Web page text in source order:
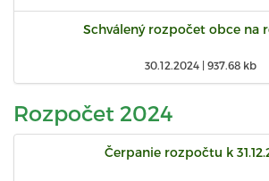
Schválený rozpočet obce na
30.12.2024 | 937.68 kb
Rozpočet 2024
Čerpanie rozpočtu k